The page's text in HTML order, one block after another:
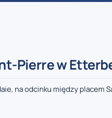
Pierre w
na odcinku między placem